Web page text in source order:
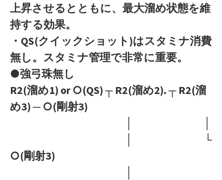
上昇させるとともに、最大溜め状態を維
持する効果。
・QS(クイックショット)はスタミナ消費
無し。スタミナ管理で非常に重要。
●強弓珠無し
R2(溜め1) or ○(QS) ┬ R2(溜め2). ┬ R2(溜
め3) ─ ○(剛射3)
│ └
○(剛射3)